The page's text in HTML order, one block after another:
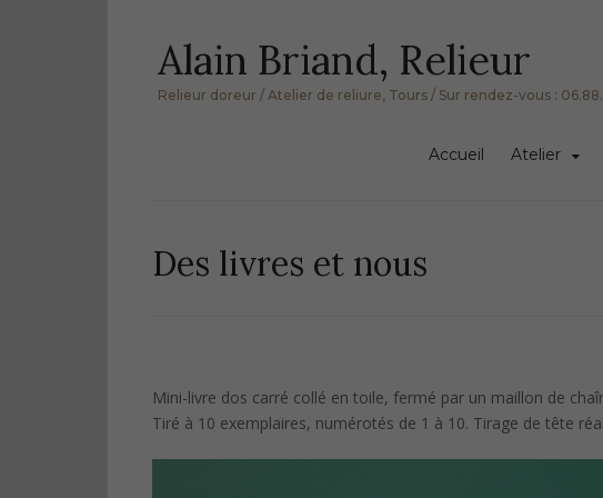
content
Alain Briand, Relieur
Relieur doreur / Atelier de reliure, Tours / Sur rendez-vous :
Accueil Atelier
Des livres et nous
Mini-livre dos carré collé en toile, fermé par un maillon de
Tiré à 10 exemplaires, numérotés de 1 à 10. Tirage de tête